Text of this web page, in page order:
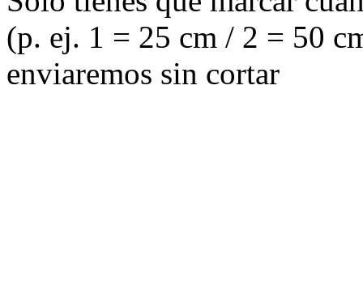
(p. ej. 1 = 25 cm / 2 = 50
enviaremos sin cortar